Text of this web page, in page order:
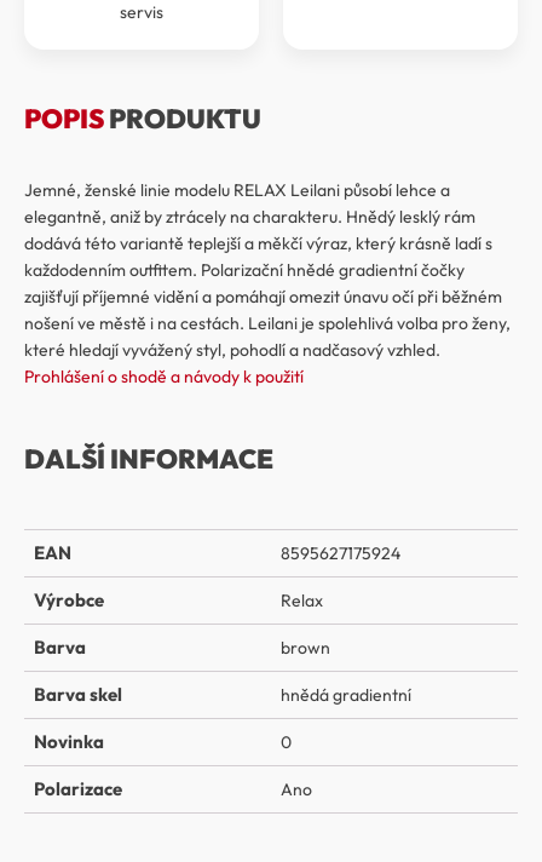
servis
POPISPRODUKTU
Jemné, ženské linie modelu RELAX Leilani působí lehce a
elegantně, aniž by ztrácely na charakteru. Hnědý lesklý rám
dodává této variantě teplejší a měkčí výraz, který krásně ladí s
každodenním outfitem. Polarizační hnědé gradientní čočky
zajišťují příjemné vidění a pomáhají omezit únavu očí při běžném
nošení ve městě i na cestách. Leilani je spolehlivá volba pro ženy,
které hledají vyvážený styl, pohodlí a nadčasový vzhled.
Prohlášení o shodě a návody k použití
DALŠÍ INFORMACE
EAN 8595627175924
Výrobce Relax
Barva brown
Barva skel hnědá gradientní
Novinka 0
Polarizace Ano